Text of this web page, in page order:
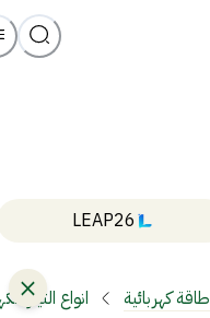
LEAP26
طاقة كهربائية انواع التيار